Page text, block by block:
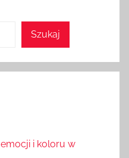
Szukaj
i koloru w